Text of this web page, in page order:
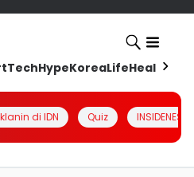
TechHypeKoreaLifeHealth
di IDN Quiz INSIDENESIA